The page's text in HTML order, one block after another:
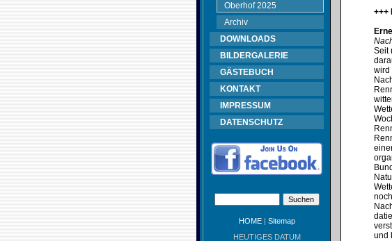
Oberhof 2025
Archiv
DOWNLOADS
BILDERGALERIE
GÄSTEBUCH
KONTAKT
IMPRESSUM
DATENSCHUTZ
HOME| Sitemap
HEUTIGES DATUM
+++
Seit
wird
und